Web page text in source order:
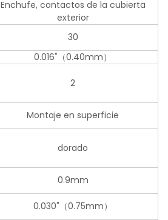
Enchufe, contactos de la cubierta
exterior
30
0.016"（0.40mm）
2
Montaje en superficie
dorado
0.9mm
0.030"（0.75mm）